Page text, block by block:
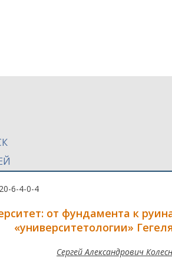
6-4-0-4
от фундамента к
«университетологии»
Сергей Александрович